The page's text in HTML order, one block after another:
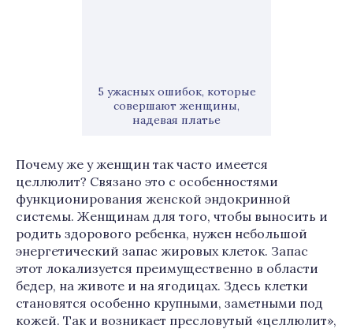
5 ужасных ошибок, которые
совершают женщины,
надевая платье
Почему же у женщин так часто имеется
целлюлит? Связано это с особенностями
функционирования женской эндокринной
системы. Женщинам для того, чтобы выносить и
родить здорового ребенка, нужен небольшой
энергетический запас жировых клеток. Запас
этот локализуется преимущественно в области
бедер, на животе и на ягодицах. Здесь клетки
становятся особенно крупными, заметными под
кожей. Так и возникает пресловутый «целлюлит»,